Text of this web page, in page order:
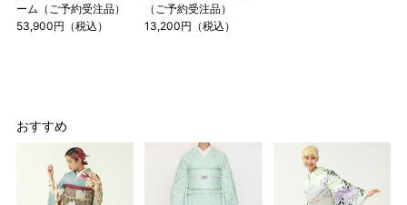
ーム（ご予約受注品）
53,900円（税込）
（ご予約受注品）
13,200円（税込）
おすすめ